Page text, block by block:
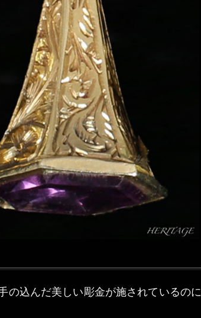
の込んだ美しい彫金が施されているのに